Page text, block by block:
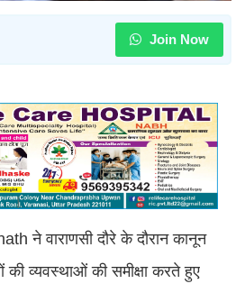
Join Now
ने वाराणसी दौरे के दौरान कानून
की व्यवस्थाओं की समीक्षा करते हुए